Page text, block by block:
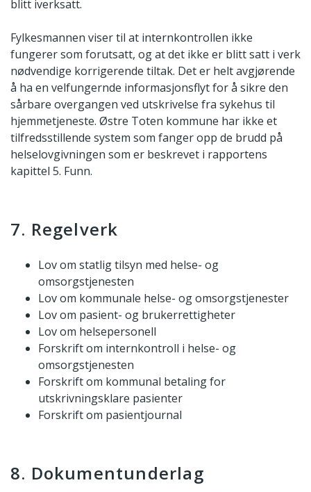
blitt iverksatt.
Fylkesmannen viser til at internkontrollen ikke
fungerer som forutsatt, og at det ikke er blitt satt i verk
nødvendige korrigerende tiltak. Det er helt avgjørende
å ha en velfungernde informasjonsflyt for å sikre den
sårbare overgangen ved utskrivelse fra sykehus til
hjemmetjeneste. Østre Toten kommune har ikke et
tilfredsstillende system som fanger opp de brudd på
helselovgivningen som er beskrevet i rapportens
kapittel 5. Funn.
7. Regelverk
Lov om statlig tilsyn med helse- og
omsorgstjenesten
Lov om kommunale helse- og omsorgstjenester
Lov om pasient- og brukerrettigheter
Lov om helsepersonell
Forskrift om internkontroll i helse- og
omsorgstjenesten
Forskrift om kommunal betaling for
utskrivningsklare pasienter
Forskrift om pasientjournal
8. Dokumentunderlag